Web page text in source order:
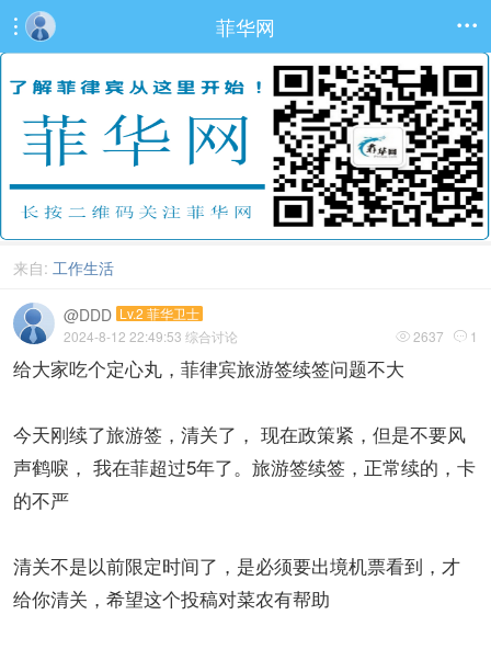
 菲华网 
来自: 工作生活
@DDD Lv.2 菲华卫士
 2637  1
2024-8-12 22:49:53 综合讨论
给大家吃个定心丸，菲律宾旅游签续签问题不大
今天刚续了旅游签，清关了， 现在政策紧，但是不要风
声鹤唳， 我在菲超过5年了。旅游签续签，正常续的，卡
的不严
清关不是以前限定时间了，是必须要出境机票看到，才
给你清关，希望这个投稿对菜农有帮助